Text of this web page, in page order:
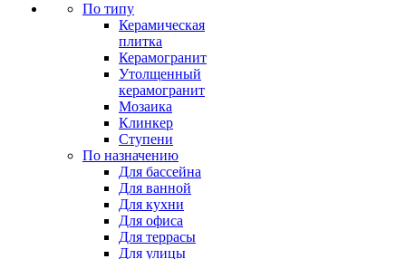
По типу
Керамическая
плитка
Керамогранит
Утолщенный
керамогранит
Мозаика
Клинкер
Ступени
По назначению
Для бассейна
Для ванной
Для кухни
Для офиса
Для террасы
Для улицы